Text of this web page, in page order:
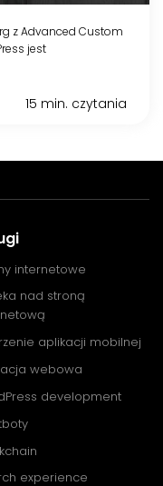
z Advanced Custom
jest
15 min. czytania
internetowe
nad stroną
aplikacji mobilnej
webowa
development
experience